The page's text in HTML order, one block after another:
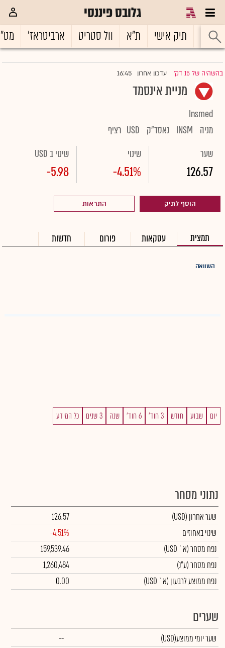
גלובס פיננסי
ראשי תיק אישי ת"א וול סטריט ארביטראז'
בהשהיה של 15 דק' |עדכון אחרון 16:45
מניית אינסמד
Insmed
מניה
INSM נאסד"ק USD רציף
שער
126.57
שינוי
-4.51%
שינוי ב USD
-5.98
הוסף לתיק התראות
תמצית עסקאות פורום חדשות
השוואה
יום שבוע חודש 3 חוד' 6 חוד' שנה 3 שנים כל המידע
נתוני מסחר
שער אחרון (USD)
126.57
שינוי באחוזים
-4.51%
נפח מסחר(א` USD)
159,539.46
נפח מסחר(ע"נ)
1,260,484
נפח ממוצע לרבעון (א` USD)
0.00
שערים
שער יומי ממוצע(USD)
--